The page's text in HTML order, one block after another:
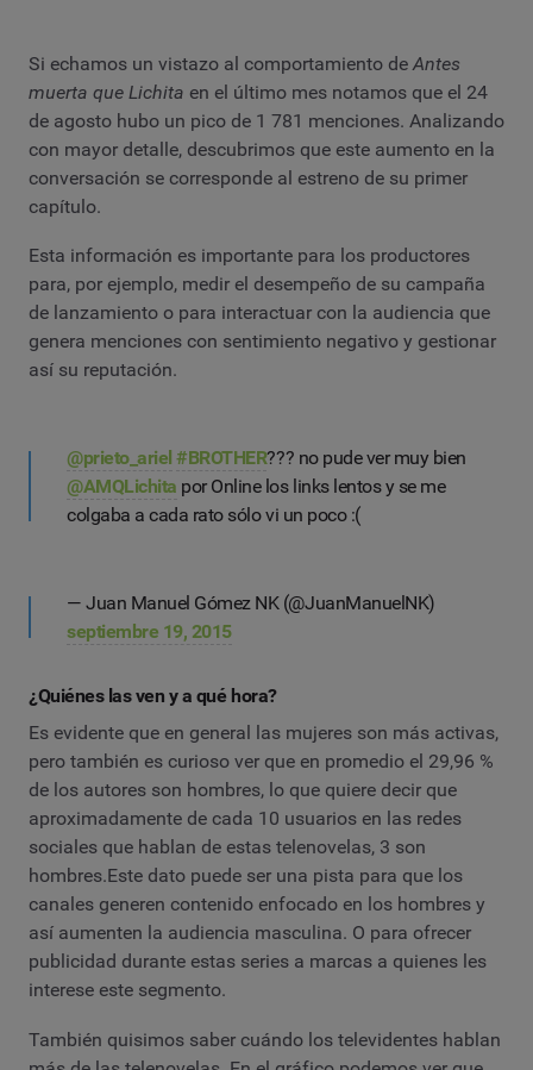
Si echamos un vistazo al comportamiento de Antes
muerta que Lichita en el último mes notamos que el 24
de agosto hubo un pico de 1 781 menciones. Analizando
con mayor detalle, descubrimos que este aumento en la
conversación se corresponde al estreno de su primer
capítulo.
Esta información es importante para los productores
para, por ejemplo, medir el desempeño de su campaña
de lanzamiento o para interactuar con la audiencia que
genera menciones con sentimiento negativo y gestionar
así su reputación.
@prieto_ariel #BROTHER??? no pude ver muy bien
@AMQLichita por Online los links lentos y se me
colgaba a cada rato sólo vi un poco :(
— Juan Manuel Gómez NK (@JuanManuelNK)
septiembre 19, 2015
¿Quiénes las ven y a qué hora?
Es evidente que en general las mujeres son más activas,
pero también es curioso ver que en promedio el 29,96 %
de los autores son hombres, lo que quiere decir que
aproximadamente de cada 10 usuarios en las redes
sociales que hablan de estas telenovelas, 3 son
hombres.Este dato puede ser una pista para que los
canales generen contenido enfocado en los hombres y
así aumenten la audiencia masculina. O para ofrecer
publicidad durante estas series a marcas a quienes les
interese este segmento.
También quisimos saber cuándo los televidentes hablan